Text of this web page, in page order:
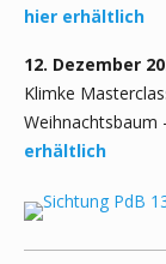
hier erhältlich
12. Dezember
Klimke
Weihnachtsbaum
erhältlich